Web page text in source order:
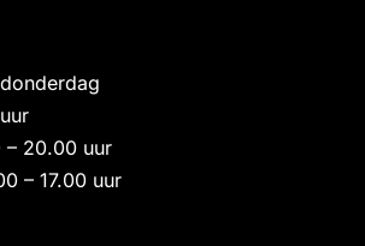
– 20.00 uur
– 17.00 uur